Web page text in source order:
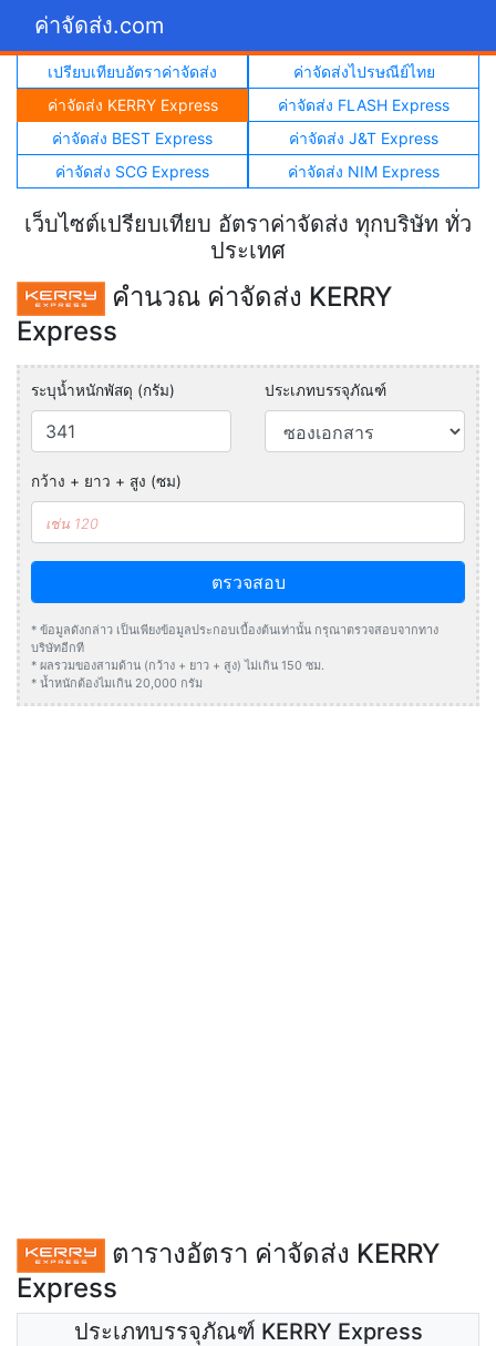
ค่าจัดส่ง.com
เปรียบเทียบอัตราค่าจัดส่ง
ค่าจัดส่งไปรษณีย์ไทย
ค่าจัดส่ง KERRY Express
ค่าจัดส่ง FLASH Express
ค่าจัดส่ง BEST Express
ค่าจัดส่ง J&T Express
ค่าจัดส่ง SCG Express
ค่าจัดส่ง NIM Express
เว็บไซต์เปรียบเทียบ อัตราค่าจัดส่ง ทุกบริษัท ทั่ว
ประเทศ
คำนวณ ค่าจัดส่ง KERRY
Express
ระบุน้ำหนักพัสดุ (กรัม) ประเภทบรรจุภัณฑ์
กว้าง + ยาว + สูง (ซม)
ตรวจสอบ
* ข้อมูลดังกล่าว เป็นเพียงข้อมูลประกอบเบื้องต้นเท่านั้น กรุณาตรวจสอบจากทาง
บริษัทอีกที
* ผลรวมของสามด้าน (กว้าง + ยาว + สูง) ไม่เกิน 150 ซม.
* น้ำหนักต้องไมเกิน 20,000 กรัม
ตารางอัตรา ค่าจัดส่ง KERRY
Express
ประเภทบรรจุภัณฑ์ KERRY Express